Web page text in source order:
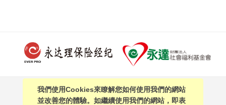
PAGE TOP
我們使用Cookies來瞭解您如何使用我們的網站
並改善您的體驗。如繼續使用我們的網站，即表